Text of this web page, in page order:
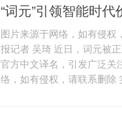
“词元”引领智能时
经理踏浪掘金产业
图片来源于网络，如有侵权
报记者 吴琦 近日，词元被
官方中文译名，引发广泛关
络，如有侵权，请联系删除